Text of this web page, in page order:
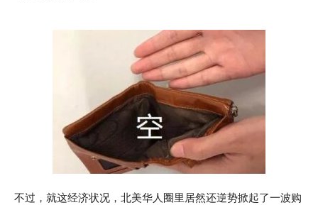
不过，就这经济状况，北美华人圈里居然还逆势掀起了一波购